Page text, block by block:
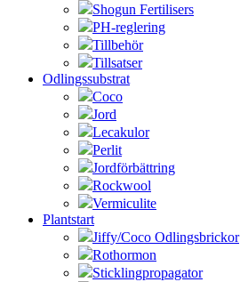
Shogun Fertilisers
PH-reglering
Tillbehör
Tillsatser
Odlingssubstrat
Coco
Jord
Lecakulor
Perlit
Jordförbättring
Rockwool
Vermiculite
Plantstart
Jiffy/Coco Odlingsbrickor
Rothormon
Sticklingpropagator